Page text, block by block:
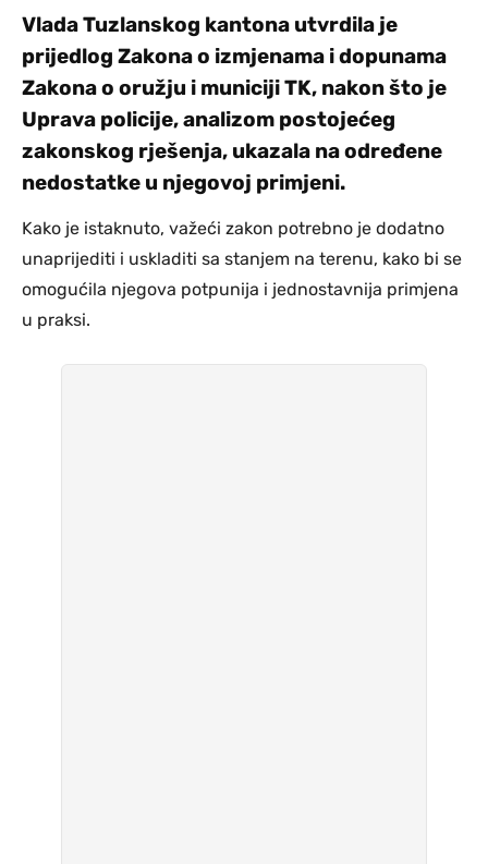
Vlada Tuzlanskog kantona utvrdila je
prijedlog Zakona o izmjenama i dopunama
Zakona o oružju i municiji TK, nakon što je
Uprava policije, analizom postojećeg
zakonskog rješenja, ukazala na određene
nedostatke u njegovoj primjeni.
Kako je istaknuto, važeći zakon potrebno je dodatno
unaprijediti i uskladiti sa stanjem na terenu, kako bi se
omogućila njegova potpunija i jednostavnija primjena
u praksi.